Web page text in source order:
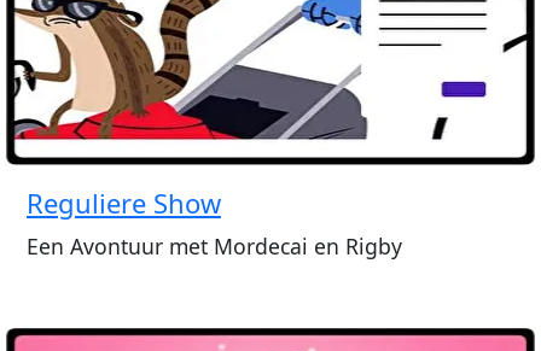
Reguliere Show
Een Avontuur met Mordecai en Rigby